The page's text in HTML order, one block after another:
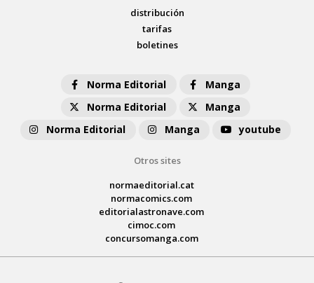
distribución
tarifas
boletines
Norma Editorial
Manga
Norma Editorial
Manga
Norma Editorial
Manga youtube
Otros sites
normaeditorial.cat
normacomics.com
editorialastronave.com
cimoc.com
concursomanga.com